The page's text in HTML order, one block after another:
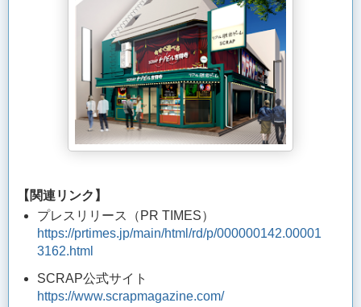
【関連リンク】
プレスリリース（PR TIMES）
https://prtimes.jp/main/html/rd/p/000000142.00001
3162.html
SCRAP公式サイト
https://www.scrapmagazine.com/